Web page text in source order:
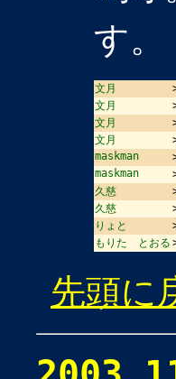
す。
文月
文月
文月
文月
maskman
maskman
久慈
久慈
りょと
もりた とおる
先頭に